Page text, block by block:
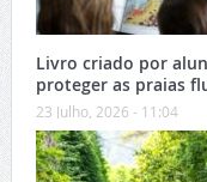
Livro criado por
proteger as praias
23 Julho, 2026 - 11:04